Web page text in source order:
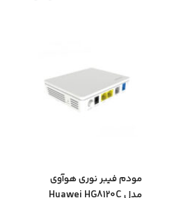
مودم فیبر نوری هوآوی